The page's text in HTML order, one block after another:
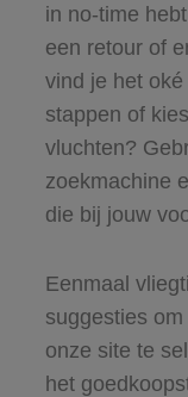
in no-time
een retour of
vind je het
stappen of
vluchten?
zoekmachine
die bij jouw
Eenmaal
suggesties
onze site te
het